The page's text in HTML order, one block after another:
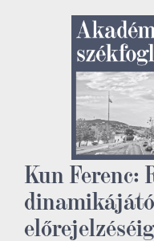
Kun Ferenc:
előrejelzéséig